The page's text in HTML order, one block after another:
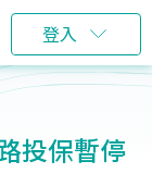
登入
投保暫停